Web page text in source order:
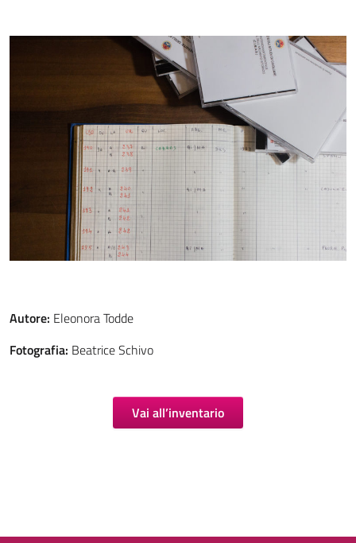
Autore: Eleonora Todde
Fotografia: Beatrice Schivo
Vai all’inventario